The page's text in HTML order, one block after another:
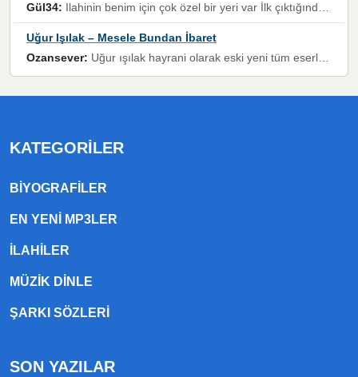
Gül34: Ilahinin benim için çok özel bir yeri var İlk çıktığında komşum ne kadar yüksek sesle dinliyorsa orada duymuştum ve YouTube'dan aratıp Bu ilahiyi bulmuştum ve sonra müdavimi oldum günlük Ben de 3-5 kere dinleyip ezberleyip artık ilahiye bende eşlik ediyorum yüksek sesle Allah razı olsun hizmet nimettir Rabbim sizin zahmetlerinize de hayırlı nimetler versin Selam ve dua ile Allah'a emanet olun
Uğur Işılak – Mesele Bundan İbaret
Ozansever: Uğur ışılak hayrani olarak eski yeni tüm eserlerini keyifle huzurla dinleyenlerden birisiyim, emeğine saygı duyan gönül veren bunu en güzel şekilde sevenlerine ulaştıran siz değerli sayfa yöneticilerine de teşekkür ederim
KATEGORILER
BIYOGRAFILER
EN YENI MP3LER
ILAHILER
MÜZIK DINLE
ŞARKI SÖZLERI
SON YAZILAR